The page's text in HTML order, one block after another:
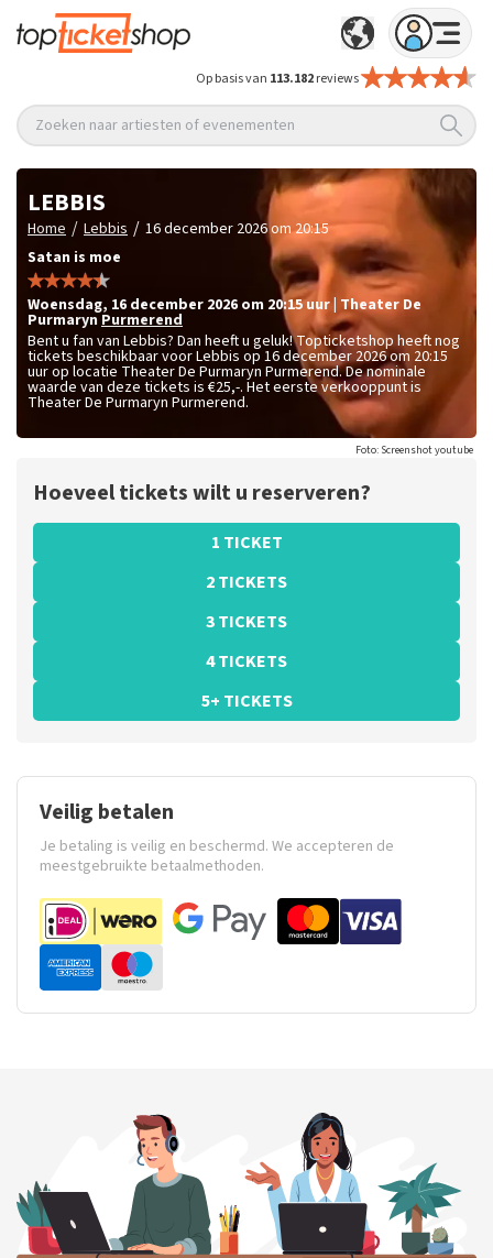
Op basis van 113.182reviews
Zoeken naar artiesten of evenementen
LEBBIS
Home / Lebbis / 16 december 2026 om 20:15
Satan is moe
woensdag, 16 december 2026 om 20:15uur Theater De
Purmaryn Purmerend
Bent u fan van Lebbis? Dan heeft u geluk! Topticketshop heeft nog
tickets beschikbaar voor Lebbis op 16 december 2026 om 20:15
uur op locatie Theater De Purmaryn Purmerend. De nominale
waarde van deze tickets is €25,-. Het eerste verkooppunt is
Theater De Purmaryn Purmerend.
Foto: Screenshot youtube
Hoeveel tickets wilt u reserveren?
1 TICKET
2 TICKETS
3 TICKETS
4 TICKETS
5+ TICKETS
Veilig betalen
Je betaling is veilig en beschermd. We accepteren de
meestgebruikte betaalmethoden.